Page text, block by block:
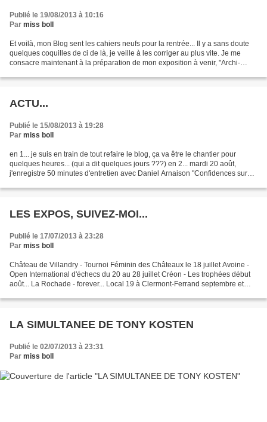
Publié le 19/08/2013 à 10:16
Par miss boll
Et voilà, mon Blog sent les cahiers neufs pour la rentrée... Il y a sans doute
quelques coquilles de ci de là, je veille à les corriger au plus vite. Je me
consacre maintenant à la préparation de mon exposition à venir, "Archi-
ACTU...
Publié le 15/08/2013 à 19:28
Par miss boll
en 1... je suis en train de tout refaire le blog, ça va être le chantier pour
quelques heures... (qui a dit quelques jours ???) en 2... mardi 20 août,
j'enregistre 50 minutes d'entretien avec Daniel Arnaison "Confidences sur
LES EXPOS, SUIVEZ-MOI...
Publié le 17/07/2013 à 23:28
Par miss boll
Château de Villandry - Tournoi Féminin des Châteaux le 18 juillet Avoine -
Open International d'échecs du 20 au 28 juillet Créon - Les trophées début
août... La Rochade - forever... Local 19 à Clermont-Ferrand septembre et
LA SIMULTANEE DE TONY KOSTEN
Publié le 02/07/2013 à 23:31
Par miss boll